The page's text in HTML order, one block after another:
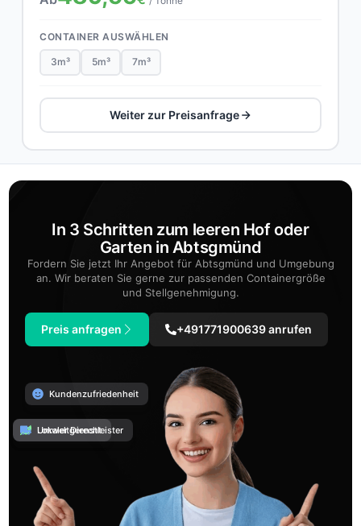
CONTAINER AUSWÄHLEN
3m³ 5m³ 7m³
Weiter zur Preisanfrage
In 3 Schritten zum leeren Hof oder
Garten in Abtsgmünd
Fordern Sie jetzt Ihr Angebot für Abtsgmünd und Umgebung
an. Wir beraten Sie gerne zur passenden Containergröße
und Stellgenehmigung.
Preis anfragen +491771900639 anrufen
Kundenzufriedenheit
Umweltgerecht
Lokaler Dienstleister